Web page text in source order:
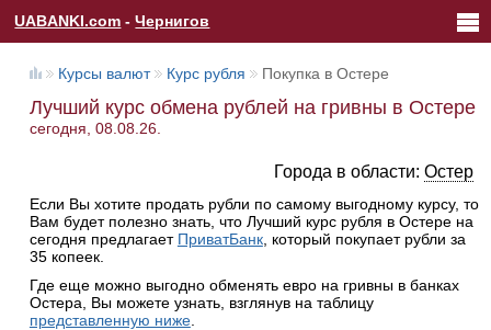
UABANKI.com -Чернигов
Курсы валют Курс рубля Покупка в Остере
Лучший курс обмена рублей на гривны в Остере
сегодня, 08.08.26.
Города в области: Остер
Если Вы хотите продать рубли по самому выгодному курсу, то
Вам будет полезно знать, что Лучший курс рубля в Остере на
сегодня предлагает ПриватБанк, который покупает рубли за
35 копеек.
Где еще можно выгодно обменять евро на гривны в банках
Остера, Вы можете узнать, взглянув на таблицу
представленную ниже.